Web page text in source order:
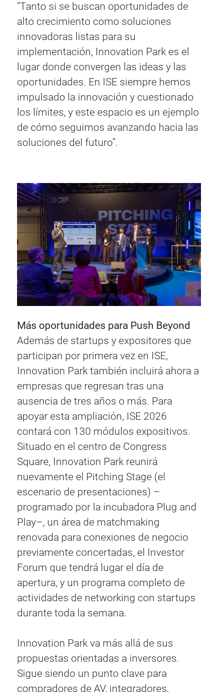
“Tanto si se buscan oportunidades de
alto crecimiento como soluciones
innovadoras listas para su
implementación, Innovation Park es el
lugar donde convergen las ideas y las
oportunidades. En ISE siempre hemos
impulsado la innovación y cuestionado
los límites, y este espacio es un ejemplo
de cómo seguimos avanzando hacia las
soluciones del futuro”.
Más oportunidades para Push Beyond
Además de startups y expositores que
participan por primera vez en ISE,
Innovation Park también incluirá ahora a
empresas que regresan tras una
ausencia de tres años o más. Para
apoyar esta ampliación, ISE 2026
contará con 130 módulos expositivos.
Situado en el centro de Congress
Square, Innovation Park reunirá
nuevamente el Pitching Stage (el
escenario de presentaciones) –
programado por la incubadora Plug and
Play–, un área de matchmaking
renovada para conexiones de negocio
previamente concertadas, el Investor
Forum que tendrá lugar el día de
apertura, y un programa completo de
actividades de networking con startups
durante toda la semana.
Innovation Park va más allá de sus
propuestas orientadas a inversores.
Sigue siendo un punto clave para
compradores de AV, integradores,